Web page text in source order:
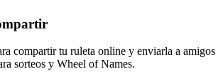
compartir tu ruleta online y enviarla a amigos
sorteos y Wheel of Names.